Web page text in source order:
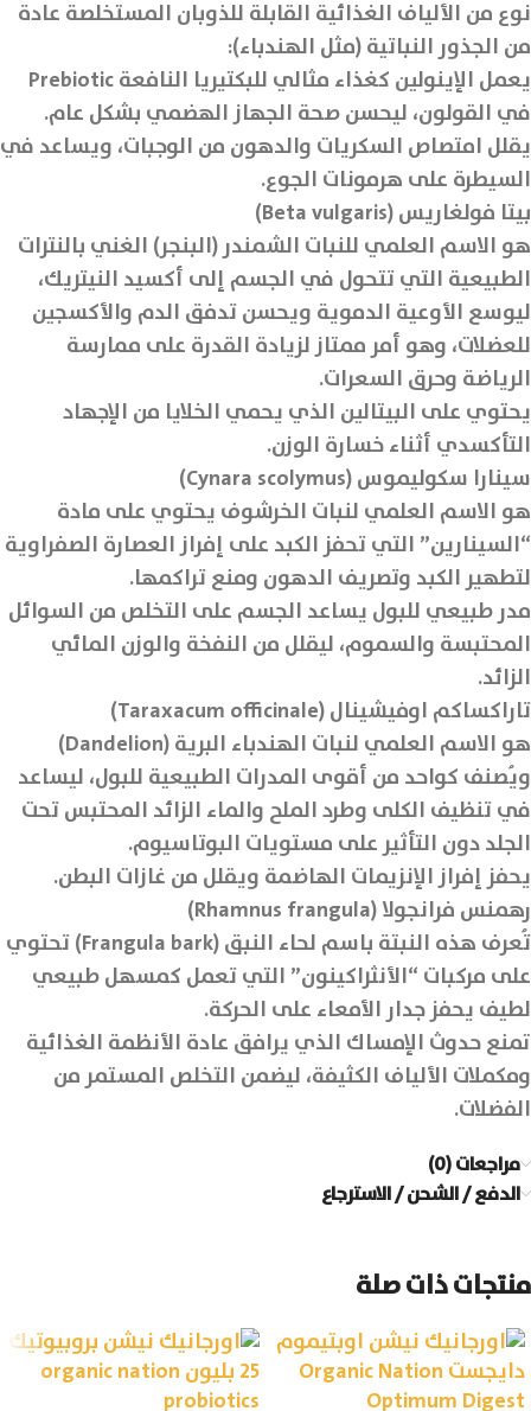
نوع من الألياف الغذائية القابلة للذوبان المستخلصة عادة
من الجذور النباتية (مثل الهندباء):
يعمل الإينولين كغذاء مثالي للبكتيريا النافعة Prebiotic
في القولون، ليحسن صحة الجهاز الهضمي بشكل عام.
يقلل امتصاص السكريات والدهون من الوجبات، ويساعد في
السيطرة على هرمونات الجوع.
بيتا فولغاريس (Beta vulgaris)
هو الاسم العلمي للنبات الشمندر (البنجر) الغني بالنترات
الطبيعية التي تتحول في الجسم إلى أكسيد النيتريك،
ليوسع الأوعية الدموية ويحسن تدفق الدم والأكسجين
للعضلات، وهو أمر ممتاز لزيادة القدرة على ممارسة
الرياضة وحرق السعرات.
يحتوي على البيتالين الذي يحمي الخلايا من الإجهاد
التأكسدي أثناء خسارة الوزن.
سينارا سكوليموس (Cynara scolymus)
هو الاسم العلمي لنبات الخرشوف يحتوي على مادة
“السينارين” التي تحفز الكبد على إفراز العصارة الصفراوية
لتطهير الكبد وتصريف الدهون ومنع تراكمها.
مدر طبيعي للبول يساعد الجسم على التخلص من السوائل
المحتبسة والسموم، ليقلل من النفخة والوزن المائي
الزائد.
تاراكساكم اوفيشينال (Taraxacum officinale)
هو الاسم العلمي لنبات الهندباء البرية (Dandelion)
ويُصنف كواحد من أقوى المدرات الطبيعية للبول، ليساعد
في تنظيف الكلى وطرد الملح والماء الزائد المحتبس تحت
الجلد دون التأثير على مستويات البوتاسيوم.
يحفز إفراز الإنزيمات الهاضمة ويقلل من غازات البطن.
رهمنس فرانجولا (Rhamnus frangula)
تُعرف هذه النبتة باسم لحاء النبق (Frangula bark) تحتوي
على مركبات “الأنثراكينون” التي تعمل كمسهل طبيعي
لطيف يحفز جدار الأمعاء على الحركة.
تمنع حدوث الإمساك الذي يرافق عادة الأنظمة الغذائية
ومكملات الألياف الكثيفة، ليضمن التخلص المستمر من
الفضلات.
مراجعات (0)
الدفع / الشحن / الاسترجاع
منتجات ذات صلة